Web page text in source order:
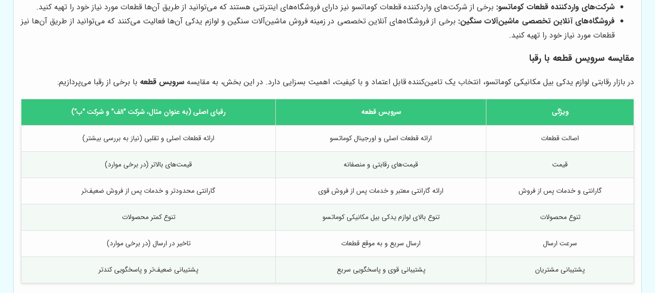
شرکت‌های واردکننده قطعات کوماتسو: برخی از شرکت‌های واردکننده قطعات کوماتسو نیز دارای فروشگاه‌های اینترنتی هستند که می‌توانید از طریق آن‌ها قطعات مورد نیاز خود را تهیه کنید.
فروشگاه‌های آنلاین تخصصی ماشین‌آلات سنگین: برخی از فروشگاه‌های آنلاین تخصصی در زمینه فروش ماشین‌آلات سنگین و لوازم یدکی آن‌ها فعالیت می‌کنند که می‌توانید از طریق آن‌ها نیز
قطعات مورد نیاز خود را تهیه کنید.
مقایسه سرویس قطعه با رقبا
در بازار رقابتی لوازم یدکی بیل مکانیکی کوماتسو، انتخاب یک تامین‌کننده قابل اعتماد و با کیفیت، اهمیت بسزایی دارد. در این بخش، به مقایسه سرویس قطعه با برخی از رقبا می‌پردازیم:
ویژگی سرویس قطعه رقبای اصلی (به عنوان مثال، شرکت "الف" و شرکت "ب")
اصالت قطعات ارائه قطعات اصلی و اورجینال کوماتسو ارائه قطعات اصلی و تقلبی (نیاز به بررسی بیشتر)
قیمت قیمت‌های رقابتی و منصفانه قیمت‌های بالاتر (در برخی موارد)
گارانتی و خدمات پس از فروش ارائه گارانتی معتبر و خدمات پس از فروش قوی گارانتی محدودتر و خدمات پس از فروش ضعیف‌تر
تنوع محصولات تنوع بالای لوازم یدکی بیل مکانیکی کوماتسو تنوع کمتر محصولات
سرعت ارسال ارسال سریع و به موقع قطعات تاخیر در ارسال (در برخی موارد)
پشتیبانی مشتریان پشتیبانی قوی و پاسخگویی سریع پشتیبانی ضعیف‌تر و پاسخگویی کندتر